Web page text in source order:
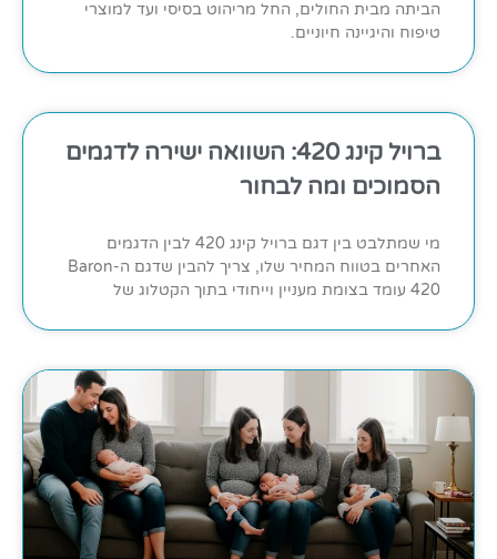
הביתה מבית החולים, החל מריהוט בסיסי ועד למוצרי
טיפוח והיגיינה חיוניים.
ברויל קינג 420: השוואה ישירה לדגמים
הסמוכים ומה לבחור
מי שמתלבט בין דגם ברויל קינג 420 לבין הדגמים
האחרים בטווח המחיר שלו, צריך להבין שדגם ה-Baron
420 עומד בצומת מעניין וייחודי בתוך הקטלוג של